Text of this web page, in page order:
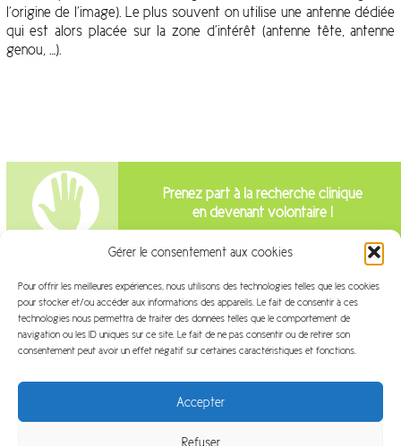
Gérer le consentement aux cookies
Pour offrir les meilleures expériences, nous utilisons des technologies telles que les cookies
pour stocker et/ou accéder aux informations des appareils. Le fait de consentir à ces
technologies nous permettra de traiter des données telles que le comportement de
navigation ou les ID uniques sur ce site. Le fait de ne pas consentir ou de retirer son
consentement peut avoir un effet négatif sur certaines caractéristiques et fonctions.
Accepter
Refuser
l’origine de l’image). Le plus souvent on utilise une antenne dédiée
qui est alors placée sur la zone d’intérêt (antenne tête, antenne
genou, …).
Prenez part à la recherche clinique
en devenant volontaire !
Intéressé par la recherche clinique?
Venez travailler avec nous!